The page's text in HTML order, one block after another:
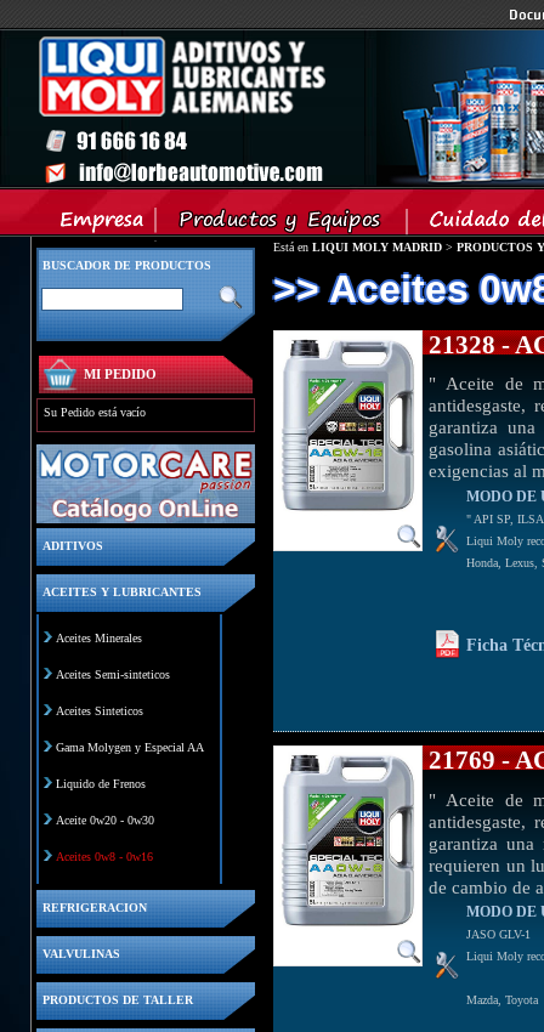
BUSCADOR DE PRODUCTOS
MI PEDIDO
Su Pedido está vacío
ADITIVOS
ACEITES Y LUBRICANTES
Aceites Minerales
Aceites Semi-sinteticos
Aceites Sinteticos
Gama Molygen y Especial AA
Liquido de Frenos
Aceite 0w20 - 0w30
Aceites 0w8 - 0w16
REFRIGERACION
VALVULINAS
PRODUCTOS DE TALLER
Está en LIQUI MOLY MADRID > PRODUCTOS
>> Aceites
21328 -
" Aceite de
antidesgaste,
garantiza
gasolina
exigencias al
MODO DE
" API SP,
Liqui Moly
Honda, Lexus,
Ficha
21769 -
" Aceite de
antidesgaste,
garantiza
requieren un
de cambio de
MODO DE
JASO GLV-1
Liqui Moly
Mazda, Toyota